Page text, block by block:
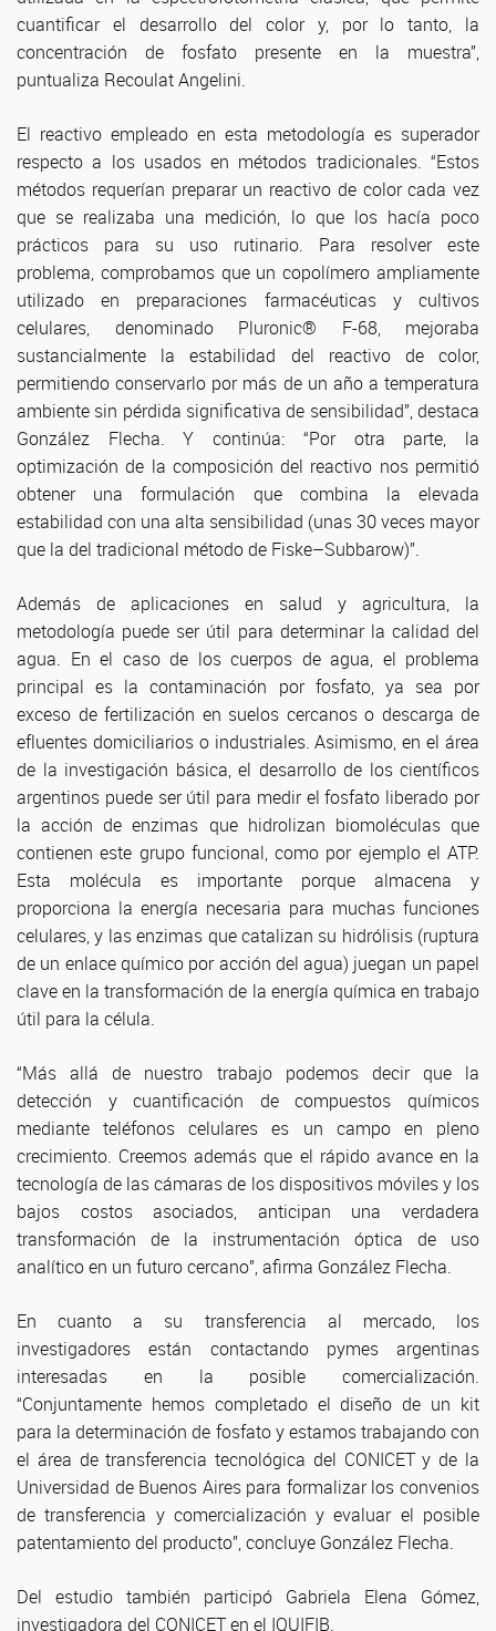
cuantificar el desarrollo del color y, por lo tanto, la
concentración de fosfato presente en la muestra”,
puntualiza Recoulat Angelini.
El reactivo empleado en esta metodología es superador
respecto a los usados en métodos tradicionales. “Estos
métodos requerían preparar un reactivo de color cada vez
que se realizaba una medición, lo que los hacía poco
prácticos para su uso rutinario. Para resolver este
problema, comprobamos que un copolímero ampliamente
utilizado en preparaciones farmacéuticas y cultivos
celulares, denominado Pluronic® F-68, mejoraba
sustancialmente la estabilidad del reactivo de color,
permitiendo conservarlo por más de un año a temperatura
ambiente sin pérdida significativa de sensibilidad”, destaca
González Flecha. Y continúa: “Por otra parte, la
optimización de la composición del reactivo nos permitió
obtener una formulación que combina la elevada
estabilidad con una alta sensibilidad (unas 30 veces mayor
que la del tradicional método de Fiske–Subbarow)”.
Además de aplicaciones en salud y agricultura, la
metodología puede ser útil para determinar la calidad del
agua. En el caso de los cuerpos de agua, el problema
principal es la contaminación por fosfato, ya sea por
exceso de fertilización en suelos cercanos o descarga de
efluentes domiciliarios o industriales. Asimismo, en el área
de la investigación básica, el desarrollo de los científicos
argentinos puede ser útil para medir el fosfato liberado por
la acción de enzimas que hidrolizan biomoléculas que
contienen este grupo funcional, como por ejemplo el ATP.
Esta molécula es importante porque almacena y
proporciona la energía necesaria para muchas funciones
celulares, y las enzimas que catalizan su hidrólisis (ruptura
de un enlace químico por acción del agua) juegan un papel
clave en la transformación de la energía química en trabajo
útil para la célula.
“Más allá de nuestro trabajo podemos decir que la
detección y cuantificación de compuestos químicos
mediante teléfonos celulares es un campo en pleno
crecimiento. Creemos además que el rápido avance en la
tecnología de las cámaras de los dispositivos móviles y los
bajos costos asociados, anticipan una verdadera
transformación de la instrumentación óptica de uso
analítico en un futuro cercano”, afirma González Flecha.
En cuanto a su transferencia al mercado, los
investigadores están contactando pymes argentinas
interesadas en la posible comercialización.
“Conjuntamente hemos completado el diseño de un kit
para la determinación de fosfato y estamos trabajando con
el área de transferencia tecnológica del CONICET y de la
Universidad de Buenos Aires para formalizar los convenios
de transferencia y comercialización y evaluar el posible
patentamiento del producto”, concluye González Flecha.
Del estudio también participó Gabriela Elena Gómez,
investigadora del CONICET en el IQUIFIB.